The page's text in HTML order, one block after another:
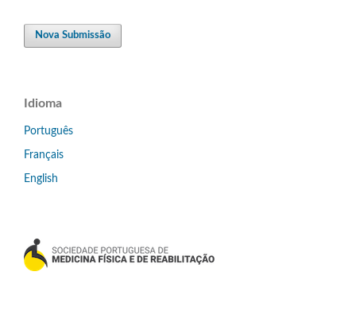
Nova Submissão
Idioma
Português
Français
English